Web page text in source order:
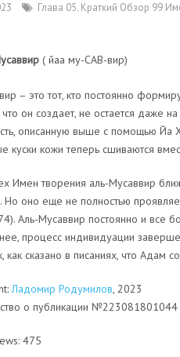
Глава 05. Краткий Обзор 99
( йаа му-САВ-вир)
– это тот, кто постоянно
он создает, не остается даже
описанную выше с помощью Йа
куски кожи теперь сшиваются
Имен творения аль-Мусаввир
Но оно еще не полностью
Аль-Мусаввир постоянно и все
процесс индивидуации
как сказано в писаниях, что
Ладомир Родумилов, 2023
о публикации №223081801044
475